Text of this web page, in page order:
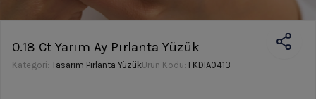
0.18 Ct Yarım Ay Pırlanta Yüzük
Kategori: Tasarım Pırlanta YüzükÜrün Kodu: FKDIA0413